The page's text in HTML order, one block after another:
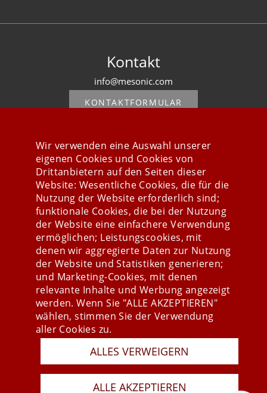
Kontakt
info@mesonic.com
KONTAKTFORMULAR
Stay connected
Presse
Newsletter
AGB
Impressum
Last Update 06.08.2026Copyright © 2026 mesonic
Wir verwenden eine Auswahl unserer
eigenen Cookies und Cookies von
Drittanbietern auf den Seiten dieser
Website: Wesentliche Cookies, die für die
Nutzung der Website erforderlich sind;
funktionale Cookies, die bei der Nutzung
der Website eine einfachere Verwendung
ermöglichen; Leistungscookies, mit
denen wir aggregierte Daten zur Nutzung
der Website und Statistiken generieren;
und Marketing-Cookies, mit denen
relevante Inhalte und Werbung angezeigt
werden. Wenn Sie "ALLE AKZEPTIEREN"
wählen, stimmen Sie der Verwendung
aller Cookies zu.
ALLES VERWEIGERN
ALLE AKZEPTIEREN